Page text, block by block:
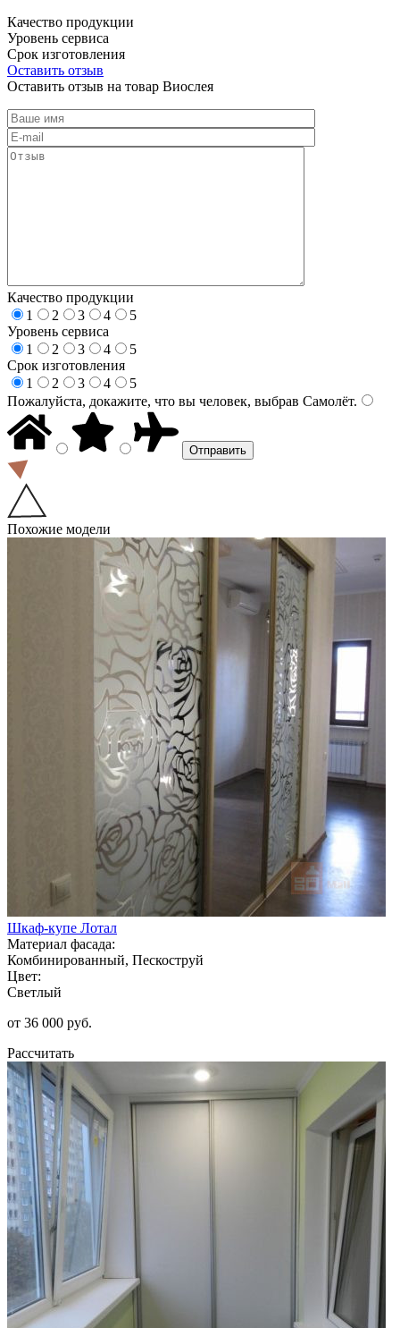
Качество продукции
Уровень сервиса
Срок изготовления
Оставить отзыв
Оставить отзыв на товар Виослея
Качество продукции
1
2 3 4
5
Уровень сервиса
1
2 3 4
5
Срок изготовления
1
2 3 4
5
Пожалуйста, докажите, что вы человек, выбрав Самолёт.
Похожие модели
Шкаф-купе Лотал
Материал фасада:
Комбинированный, Пескоструй
Цвет:
Светлый
от 36 000 руб.
Рассчитать